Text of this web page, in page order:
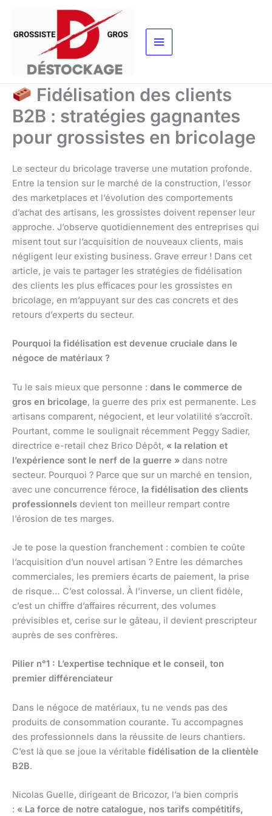
contenu
Fidélisation des clients
B2B : stratégies gagnantes
pour grossistes en bricolage
Le secteur du bricolage traverse une mutation profonde.
Entre la tension sur le marché de la construction, l’essor
des marketplaces et l’évolution des comportements
d’achat des artisans, les grossistes doivent repenser leur
approche. J’observe quotidiennement des entreprises qui
misent tout sur l’acquisition de nouveaux clients, mais
négligent leur existing business. Grave erreur ! Dans cet
article, je vais te partager les stratégies de fidélisation
des clients les plus efficaces pour les grossistes en
bricolage, en m’appuyant sur des cas concrets et des
retours d’experts du secteur.
Pourquoi la fidélisation est devenue cruciale dans le
négoce de matériaux ?
Tu le sais mieux que personne : dans le commerce de
gros en bricolage, la guerre des prix est permanente. Les
artisans comparent, négocient, et leur volatilité s’accroît.
Pourtant, comme le soulignait récemment Peggy Sadier,
directrice e-retail chez Brico Dépôt, « la relation et
l’expérience sont le nerf de la guerre » dans notre
secteur. Pourquoi ? Parce que sur un marché en tension,
avec une concurrence féroce, la fidélisation des clients
professionnels devient ton meilleur rempart contre
l’érosion de tes marges.
Je te pose la question franchement : combien te coûte
l’acquisition d’un nouvel artisan ? Entre les démarches
commerciales, les premiers écarts de paiement, la prise
de risque… C’est colossal. À l’inverse, un client fidèle,
c’est un chiffre d’affaires récurrent, des volumes
prévisibles et, cerise sur le gâteau, il devient prescripteur
auprès de ses confrères.
Pilier n°1 : L’expertise technique et le conseil, ton
premier différenciateur
Dans le négoce de matériaux, tu ne vends pas des
produits de consommation courante. Tu accompagnes
des professionnels dans la réussite de leurs chantiers.
C’est là que se joue la véritable fidélisation de la clientèle
B2B.
Nicolas Guelle, dirigeant de Bricozor, l’a bien compris
: « La force de notre catalogue, nos tarifs compétitifs,